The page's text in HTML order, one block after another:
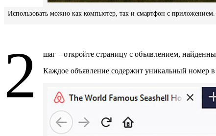
Использовать можно как компьютер, так и смартфон с приложением.
2
шаг – откройте страницу с объявлением,
Каждое объявление содержит уникальный номер